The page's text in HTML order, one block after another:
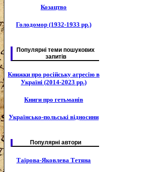
Козацтво
Голодомор (1932-1933 рр.)
Популярні теми пошукових
запитів
Книжки про російську агресію в
Україні (2014-2023 рр.)
Книги про гетьманів
Українсько-польські відносини
Популярні автори
Таїрова-Яковлева Тетяна